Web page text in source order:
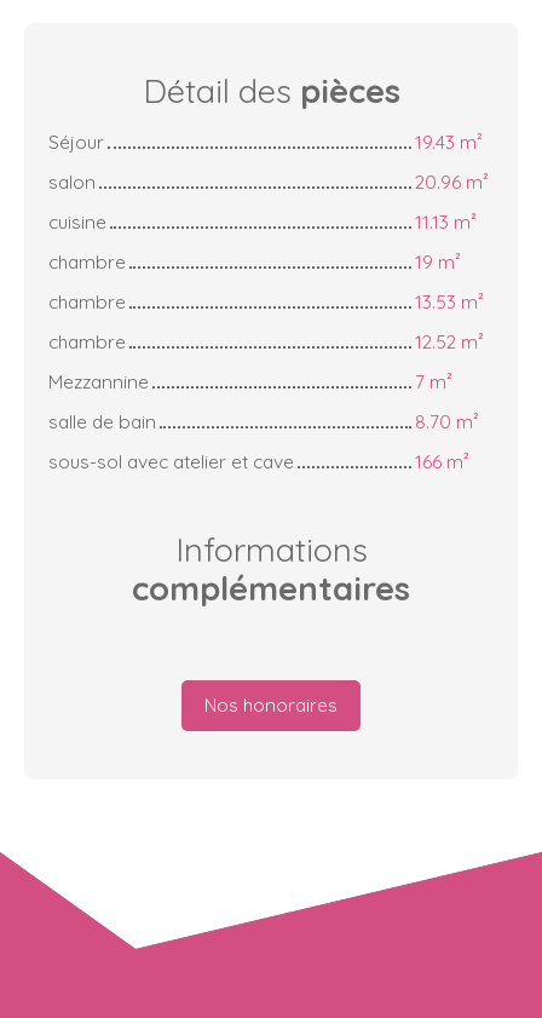
Détail des pièces
Séjour
19.43 m²
salon
20.96 m²
cuisine
11.13 m²
chambre
19 m²
chambre
13.53 m²
chambre
12.52 m²
Mezzannine
7 m²
salle de bain
8.70 m²
sous-sol avec atelier et cave
166 m²
Informations
complémentaires
Nos honoraires